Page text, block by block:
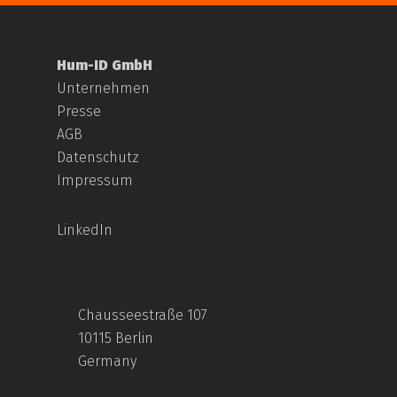
Hum-ID GmbH
Unternehmen
Presse
AGB
Datenschutz
Impressum
LinkedIn
Chausseestraße 107
10115 Berlin
Germany